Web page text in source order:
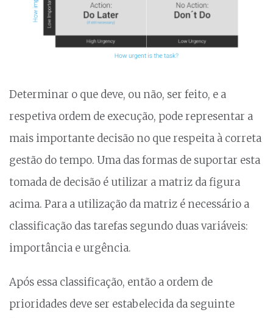
Determinar o que deve, ou não, ser feito, e a
respetiva ordem de execução, pode representar a
mais importante decisão no que respeita à correta
gestão do tempo. Uma das formas de suportar esta
tomada de decisão é utilizar a matriz da figura
acima. Para a utilização da matriz é necessário a
classificação das tarefas segundo duas variáveis:
importância e urgência.
Após essa classificação, então a ordem de
prioridades deve ser estabelecida da seguinte